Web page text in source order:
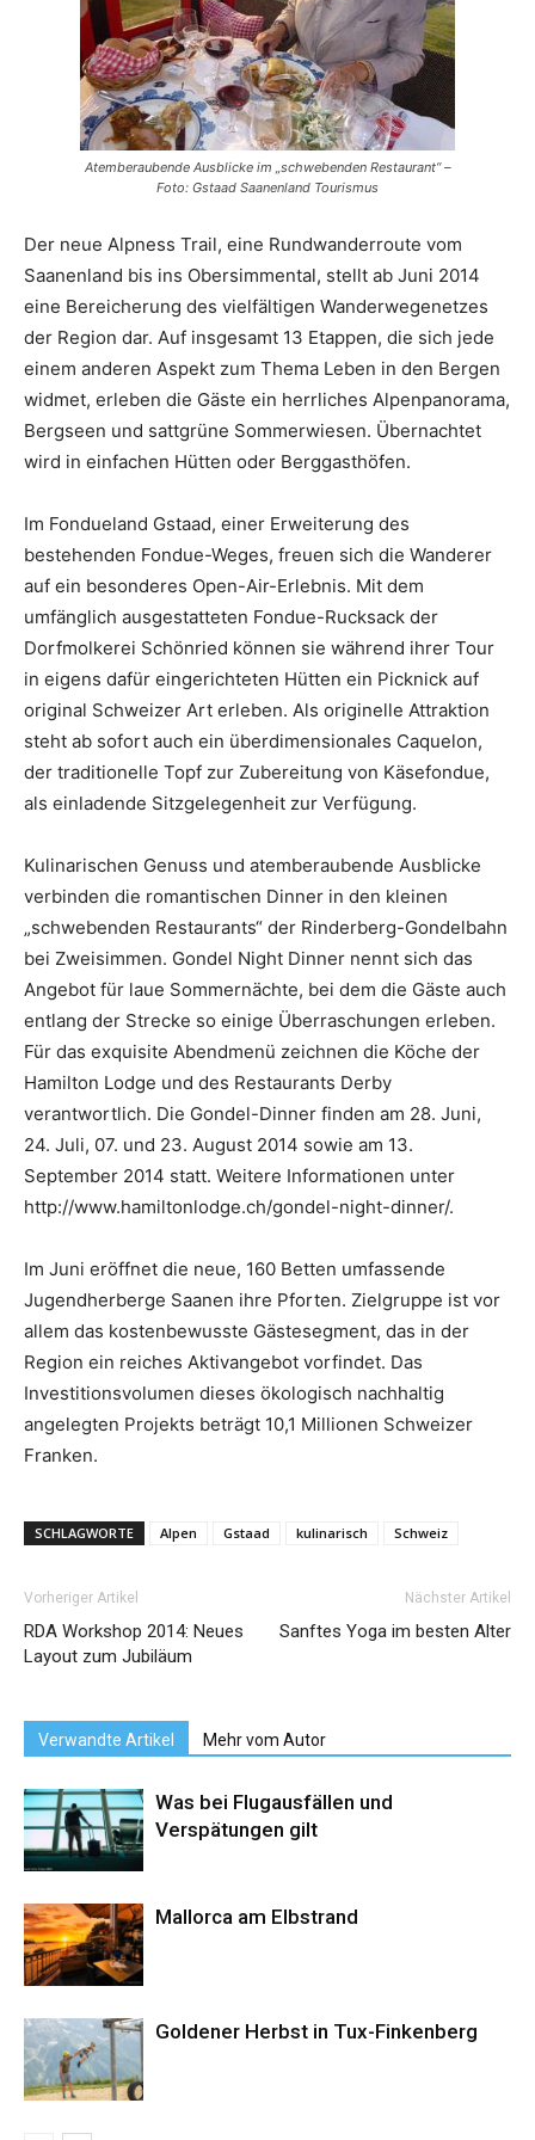
Reiseempfehlungen.
Atemberaubende Ausblicke im „schwebenden Restaurant“ –
Foto: Gstaad Saanenland Tourismus
Der neue Alpness Trail, eine Rundwanderroute vom
Saanenland bis ins Obersimmental, stellt ab Juni 2014
eine Bereicherung des vielfältigen Wanderwegenetzes
der Region dar. Auf insgesamt 13 Etappen, die sich jede
einem anderen Aspekt zum Thema Leben in den Bergen
widmet, erleben die Gäste ein herrliches Alpenpanorama,
Bergseen und sattgrüne Sommerwiesen. Übernachtet
wird in einfachen Hütten oder Berggasthöfen.
Im Fondueland Gstaad, einer Erweiterung des
bestehenden Fondue-Weges, freuen sich die Wanderer
auf ein besonderes Open-Air-Erlebnis. Mit dem
umfänglich ausgestatteten Fondue-Rucksack der
Dorfmolkerei Schönried können sie während ihrer Tour
in eigens dafür eingerichteten Hütten ein Picknick auf
original Schweizer Art erleben. Als originelle Attraktion
steht ab sofort auch ein überdimensionales Caquelon,
der traditionelle Topf zur Zubereitung von Käsefondue,
als einladende Sitzgelegenheit zur Verfügung.
Kulinarischen Genuss und atemberaubende Ausblicke
verbinden die romantischen Dinner in den kleinen
„schwebenden Restaurants“ der Rinderberg-Gondelbahn
bei Zweisimmen. Gondel Night Dinner nennt sich das
Angebot für laue Sommernächte, bei dem die Gäste auch
entlang der Strecke so einige Überraschungen erleben.
Für das exquisite Abendmenü zeichnen die Köche der
Hamilton Lodge und des Restaurants Derby
verantwortlich. Die Gondel-Dinner finden am 28. Juni,
24. Juli, 07. und 23. August 2014 sowie am 13.
September 2014 statt. Weitere Informationen unter
http://www.hamiltonlodge.ch/gondel-night-dinner/.
Im Juni eröffnet die neue, 160 Betten umfassende
Jugendherberge Saanen ihre Pforten. Zielgruppe ist vor
allem das kostenbewusste Gästesegment, das in der
Region ein reiches Aktivangebot vorfindet. Das
Investitionsvolumen dieses ökologisch nachhaltig
angelegten Projekts beträgt 10,1 Millionen Schweizer
Franken.
SCHLAGWORTE Alpen Gstaad kulinarisch Schweiz
Vorheriger Artikel
RDA Workshop 2014: Neues
Layout zum Jubiläum
Nächster Artikel
Sanftes Yoga im besten Alter
Verwandte Artikel Mehr vom Autor
Was bei Flugausfällen und
Verspätungen gilt
Mallorca am Elbstrand
Goldener Herbst in Tux-Finkenberg